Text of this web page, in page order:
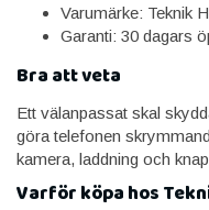
Varumärke: Teknik
Garanti: 30 dagars
Bra att veta
Ett välanpassat skal
göra telefonen
kamera, laddning och
Varför köpa hos